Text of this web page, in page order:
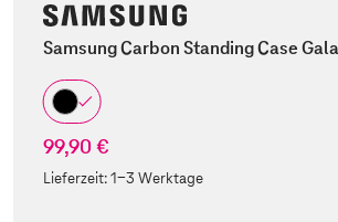
Samsung Carbon Standing Case
99,90 €
Lieferzeit:1-3 Werktage